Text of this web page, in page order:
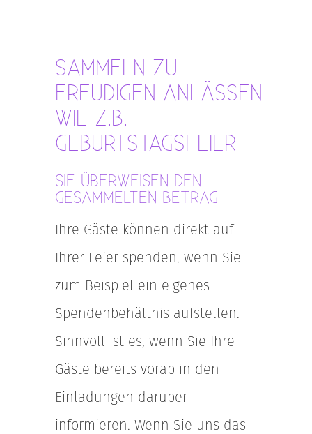
SAMMELN ZU
FREUDIGEN ANLÄSSEN
WIE Z.B.
GEBURTSTAGSFEIER
SIE ÜBERWEISEN DEN
GESAMMELTEN BETRAG
Ihre Gäste können direkt auf
Ihrer Feier spenden, wenn Sie
zum Beispiel ein eigenes
Spendenbehältnis aufstellen.
Sinnvoll ist es, wenn Sie Ihre
Gäste bereits vorab in den
Einladungen darüber
informieren. Wenn Sie uns das